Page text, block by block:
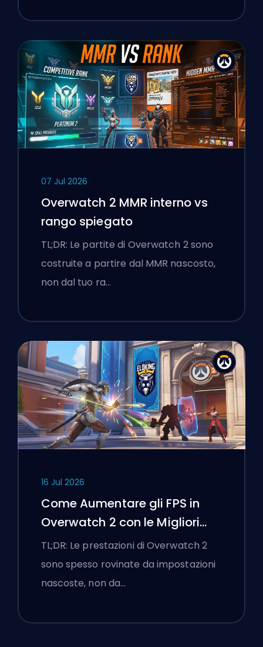
07 Jul 2026
Overwatch 2 MMR interno vs
rango spiegato
TL;DR: Le partite di Overwatch 2 sono
costruite a partire dal MMR nascosto,
non dal tuo ra…
16 Jul 2026
Come Aumentare gli FPS in
Overwatch 2 con le Migliori
Impostazioni
TL;DR: Le prestazioni di Overwatch 2
sono spesso rovinate da impostazioni
nascoste, non da…